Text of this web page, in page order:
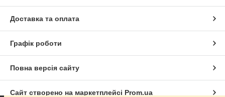
Доставка та оплата
Графік роботи
Повна версія сайту
Сайт створено на маркетплейсі Prom.ua